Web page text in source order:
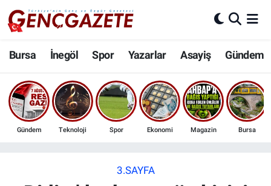
Bursa İnegöl Spor Yazarlar Asayiş Gündem
Gündem Teknoloji Spor Ekonomi Magazin Bursa
3.SAYFA
Bursa
İnegöl
3.SAYFA
Nöbetçi Eczaneler
Hava Durumu
Trafik Durumu